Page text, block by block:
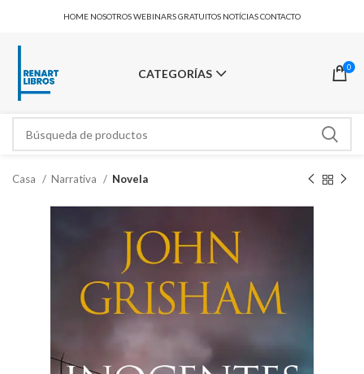
HOME NOSOTROSWEBINARS GRATUITOS NOTÍCIASCONTACTO
CATEGORÍAS 0
Casa Narrativa Novela